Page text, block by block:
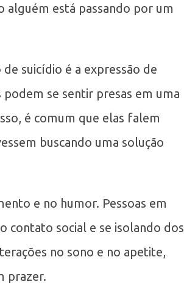
alguém está passando por um
suicídio é a expressão de
podem se sentir presas em uma
é comum que elas falem
buscando uma solução
e no humor. Pessoas em
contato social e se isolando dos
no sono e no apetite,
prazer.